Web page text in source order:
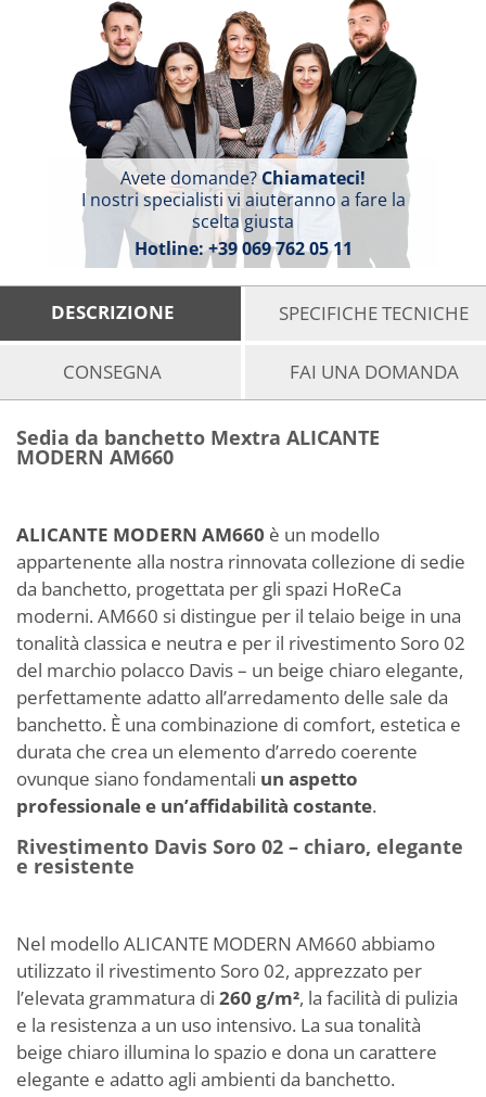
Avete domande?Chiamateci!
I nostri specialisti vi aiuteranno a fare la
scelta giusta
Hotline:+39 069 762 05 11
DESCRIZIONE SPECIFICHE TECNICHE
CONSEGNA FAI UNA DOMANDA
Sedia da banchetto Mextra ALICANTE
MODERN AM660
ALICANTE MODERN AM660 è un modello
appartenente alla nostra rinnovata collezione di sedie
da banchetto, progettata per gli spazi HoReCa
moderni. AM660 si distingue per il telaio beige in una
tonalità classica e neutra e per il rivestimento Soro 02
del marchio polacco Davis – un beige chiaro elegante,
perfettamente adatto all’arredamento delle sale da
banchetto. È una combinazione di comfort, estetica e
durata che crea un elemento d’arredo coerente
ovunque siano fondamentali un aspetto
professionale e un’affidabilità costante.
Rivestimento Davis Soro 02 – chiaro, elegante
e resistente
Nel modello ALICANTE MODERN AM660 abbiamo
utilizzato il rivestimento Soro 02, apprezzato per
l’elevata grammatura di 260 g/m², la facilità di pulizia
e la resistenza a un uso intensivo. La sua tonalità
beige chiaro illumina lo spazio e dona un carattere
elegante e adatto agli ambienti da banchetto.